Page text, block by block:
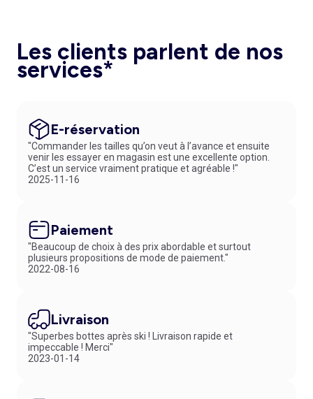
Faites plaisir à votre princesse en lui offrant une paire de
chaussures pour fille pas chèreet tendance sur Kiabi. Les fillettes
s'empressent d'adopter les modèles à paillettes ou imprimés à
affirmer leur personnalité, les ados se procurent une paire de boots
style motarde, qu'elles combinent avec un jean skinny noir, une
chemise blanche et une veste en cuir zippée. Pour allier confort et
élégance au quotidien, découvrez notre collection de chaussures de
ville pour fille. Pantoufles, baskets montantes ou boots en cuir, tous
Les clients parlent de nos
services*
E-réservation
"Commander les tailles qu’on veut à l’avance et ensuite
venir les essayer en magasin est une excellente option.
C’est un service vraiment pratique et agréable !"
2025-11-16
Paiement
"Beaucoup de choix à des prix abordable et surtout
plusieurs propositions de mode de paiement."
2022-08-16
Livraison
"Superbes bottes après ski ! Livraison rapide et
impeccable ! Merci"
2023-01-14